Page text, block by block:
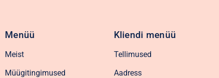
Menüü
Meist
Müügitingimused
Kliendi menüü
Tellimused
Aadress